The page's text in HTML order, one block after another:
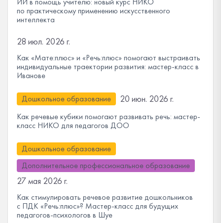
по практическому применению искусственного
интеллекта
28 июл. 2026 г.
Как «Мате:плюс» и «Речь:плюс» помогают выстраивать
индивидуальные траектории развития: мастер-класс в
Иванове
Дошкольное образование 20 июн. 2026 г.
Как речевые кубики помогают развивать речь: мастер-
класс НИКО для педагогов ДОО
Дошкольное образование
Дополнительное профессиональное образование
27 мая 2026 г.
Как стимулировать речевое развитие дошкольников
с ПДК «Речь:плюс»? Мастер-класс для будущих
педагогов-психологов в Шуе